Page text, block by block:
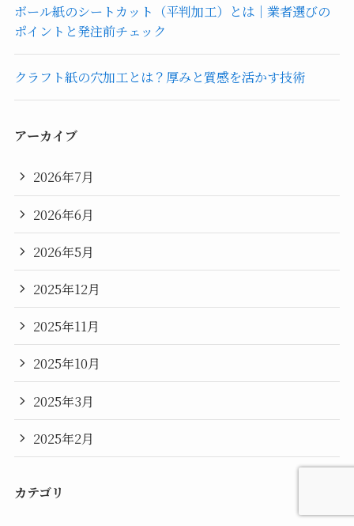
ボール紙のシートカット（平判加工）とは｜業者選びの
ポイントと発注前チェック
クラフト紙の穴加工とは？厚みと質感を活かす技術
アーカイブ
2026年7月
2026年6月
2026年5月
2025年12月
2025年11月
2025年10月
2025年3月
2025年2月
カテゴリ